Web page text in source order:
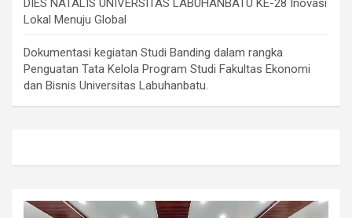
DIES NATALIS UNIVERSITAS LABUHANBATU KE-28 Inovasi
Lokal Menuju Global
Dokumentasi kegiatan Studi Banding dalam rangka
Penguatan Tata Kelola Program Studi Fakultas Ekonomi
dan Bisnis Universitas Labuhanbatu.